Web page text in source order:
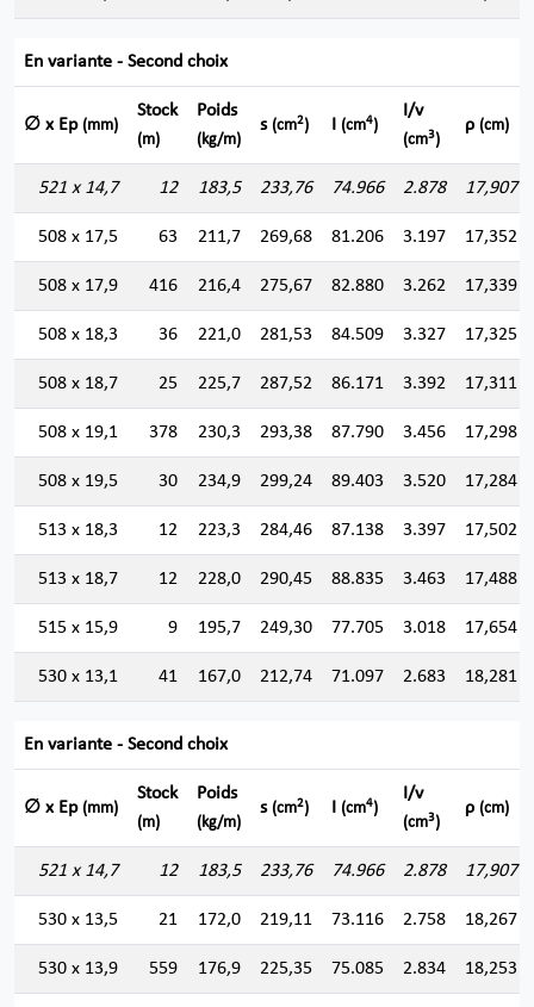
En variante - Second choix
∅ x Ep (mm)
Stock
(m)
Poids
(kg/m)
s (cm2) I (cm4)
I/v
(cm3)
ρ (cm)
521 x 14,7 12 183,5 233,76 74.966 2.878 17,907
508 x 17,5 63 211,7 269,68 81.206 3.197 17,352
508 x 17,9 416 216,4 275,67 82.880 3.262 17,339
508 x 18,3 36 221,0 281,53 84.509 3.327 17,325
508 x 18,7 25 225,7 287,52 86.171 3.392 17,311
508 x 19,1 378 230,3 293,38 87.790 3.456 17,298
508 x 19,5 30 234,9 299,24 89.403 3.520 17,284
513 x 18,3 12 223,3 284,46 87.138 3.397 17,502
513 x 18,7 12 228,0 290,45 88.835 3.463 17,488
515 x 15,9 9 195,7 249,30 77.705 3.018 17,654
530 x 13,1 41 167,0 212,74 71.097 2.683 18,281
En variante - Second choix
∅ x Ep (mm)
Stock
(m)
Poids
(kg/m)
s (cm2) I (cm4)
I/v
(cm3)
ρ (cm)
521 x 14,7 12 183,5 233,76 74.966 2.878 17,907
530 x 13,5 21 172,0 219,11 73.116 2.758 18,267
530 x 13,9 559 176,9 225,35 75.085 2.834 18,253